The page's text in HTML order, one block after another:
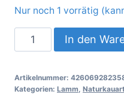
Nur noch 1 vorrätig
Kauartikel
Mix:
Snacks"
In den
Artikelnummer:
Kategorien: Lamm